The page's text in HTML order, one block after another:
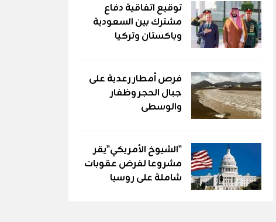
توقيع اتفاقية دفاع
مشترك بين السعودية
وباكستان وتركيا
فرص أمطار رعدية على
جبال الحجر وظفار
والوسطى
"الشيوخ الأمريكي"يقر
مشروعا لفرض عقوبات
شاملة على روسيا